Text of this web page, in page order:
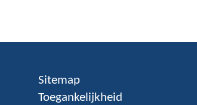
Sitemap
Toegankelijkheid